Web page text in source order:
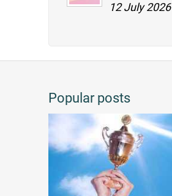
12 July 2026
Popular posts